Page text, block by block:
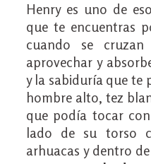
Henry es uno de
que te encuentras
cuando se
aprovechar y
y la sabiduría que te
hombre alto, tez
que podía tocar
lado de su torso
arhuacas y dentro